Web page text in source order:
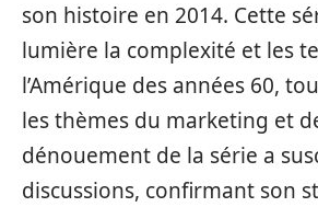
son histoire en 2014. Cette
lumière la complexité et les
l’Amérique des années 60,
les thèmes du marketing et
dénouement de la série a
discussions, confirmant son